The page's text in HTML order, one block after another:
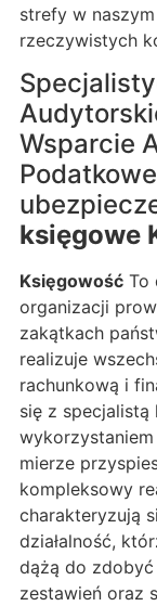
strefy w
rzeczywistych
Wsparcie
księgowe
Księgowość To
organizacji
zakątkach
realizuje
rachunkową i
się z
mierze
kompleksowy
charakteryzują
działalność,
dążą do
zestawień oraz